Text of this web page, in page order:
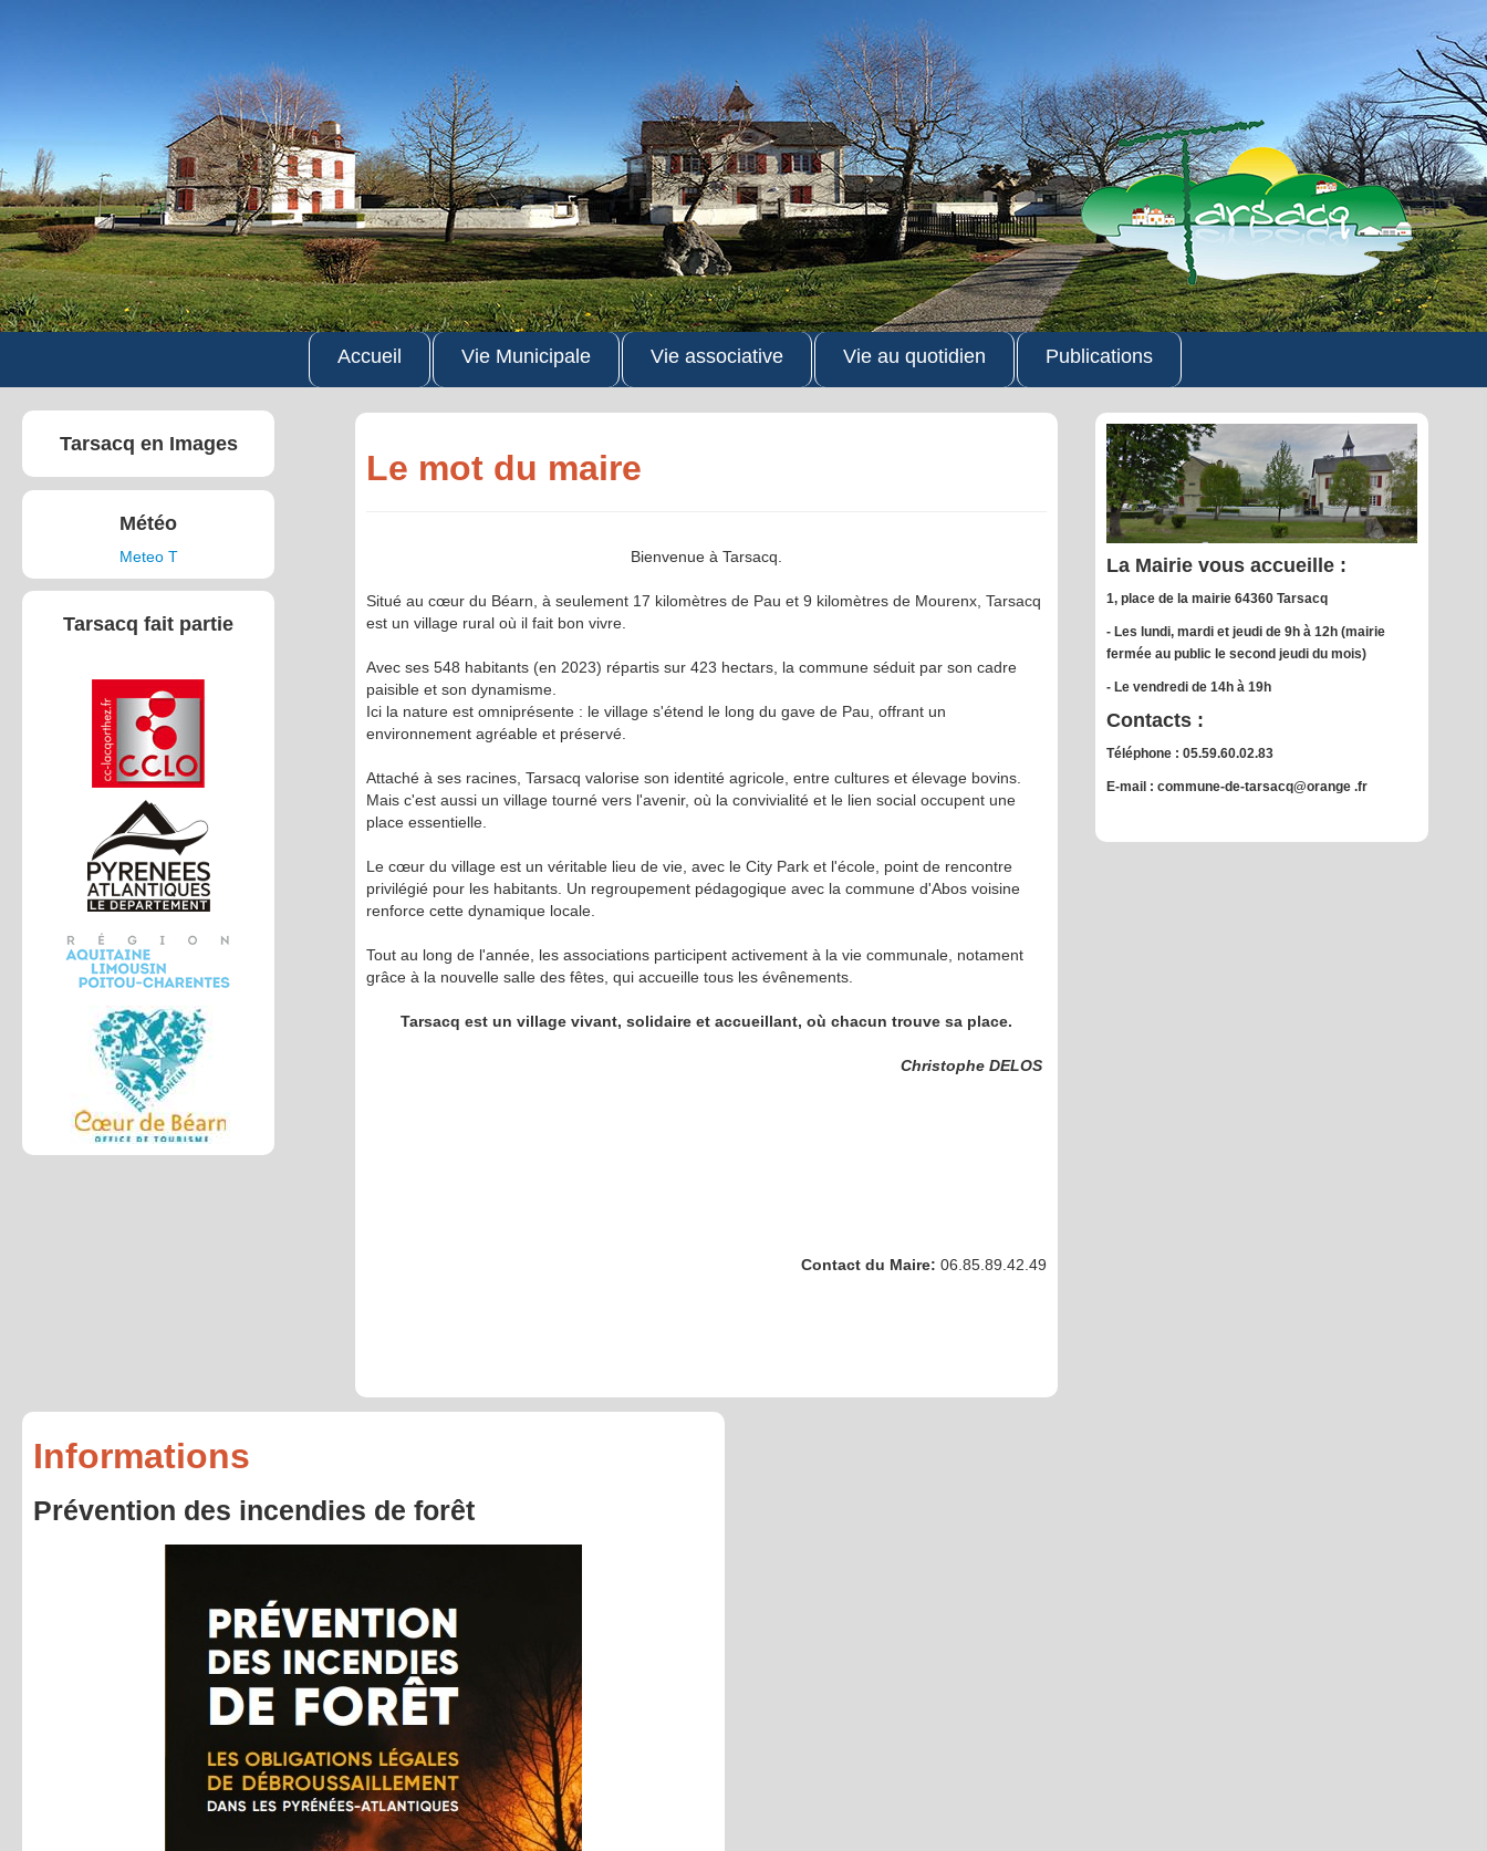
Accueil Vie Municipale Vie associative Vie au quotidien Publications
Tarsacq en Images
Météo
Meteo T
Tarsacq fait partie
Le mot du maire
Bienvenue à Tarsacq.
Situé au cœur du Béarn, à seulement 17 kilomètres de Pau et 9 kilomètres de Mourenx, Tarsacq
est un village rural où il fait bon vivre.
Avec ses 548 habitants (en 2023) répartis sur 423 hectars, la commune séduit par son cadre
paisible et son dynamisme.
Ici la nature est omniprésente : le village s'étend le long du gave de Pau, offrant un
environnement agréable et préservé.
Attaché à ses racines, Tarsacq valorise son identité agricole, entre cultures et élevage bovins.
Mais c'est aussi un village tourné vers l'avenir, où la convivialité et le lien social occupent une
place essentielle.
Le cœur du village est un véritable lieu de vie, avec le City Park et l'école, point de rencontre
privilégié pour les habitants. Un regroupement pédagogique avec la commune d'Abos voisine
renforce cette dynamique locale.
Tout au long de l'année, les associations participent activement à la vie communale, notament
grâce à la nouvelle salle des fêtes, qui accueille tous les évênements.
Tarsacq est un village vivant, solidaire et accueillant, où chacun trouve sa place.
Christophe DELOS
Contact du Maire:06.85.89.42.49
La Mairie vous accueille :
1, place de la mairie 64360 Tarsacq
- Les lundi, mardi et jeudi de 9h à 12h (mairie
fermée au public le second jeudi du mois)
- Le vendredi de 14h à 19h
Contacts :
Téléphone : 05.59.60.02.83
E-mail : commune-de-tarsacq@orange .fr
Informations
Prévention des incendies de forêt